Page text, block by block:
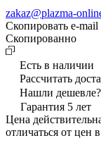
zakaz@plazma-
Скопировать e-mail
Cкопированно
Есть в наличии
Рассчитать
Нашли дешевле?
Гарантия 5 лет
Цена
отличаться от цен